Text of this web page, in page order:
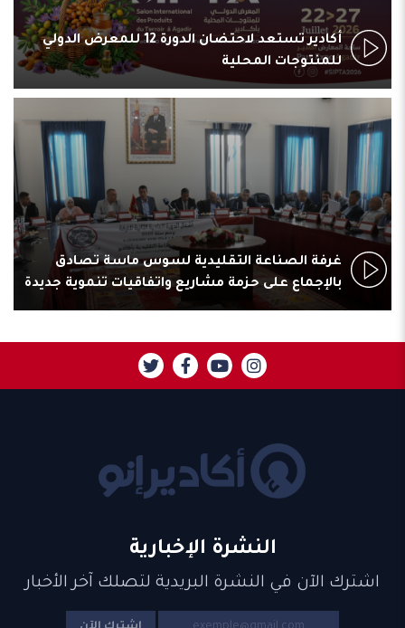
أكادير تستعد لاحتضان الدورة 12 للمعرض الدولي
للمنتوجات المحلية
غرفة الصناعة التقليدية لسوس ماسة تصادق
بالإجماع على حزمة مشاريع واتفاقيات تنموية جديدة
النشرة الإخبارية
اشترك الآن في النشرة البريدية لتصلك آخر الأخبار